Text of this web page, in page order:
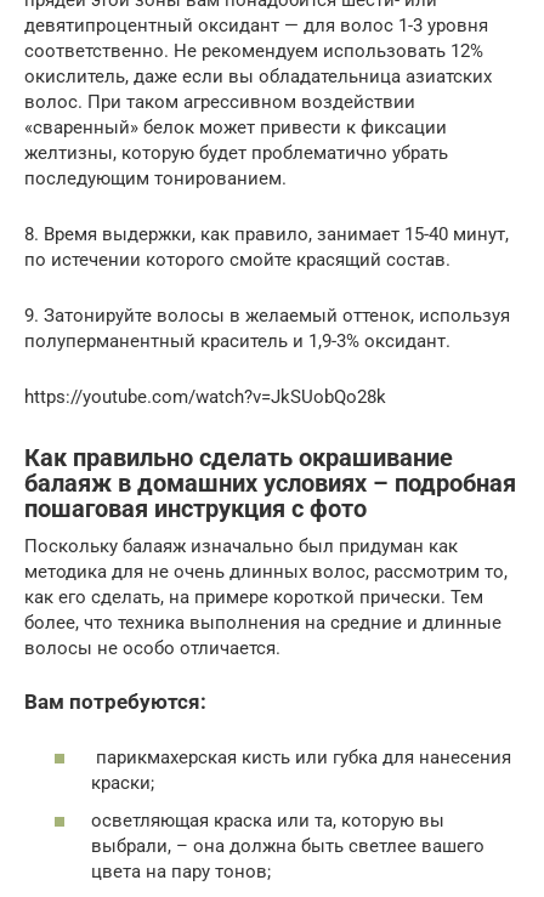
девятипроцентный оксидант — для волос 1-3 уровня
соответственно. Не рекомендуем использовать 12%
окислитель, даже если вы обладательница азиатских
волос. При таком агрессивном воздействии
«сваренный» белок может привести к фиксации
желтизны, которую будет проблематично убрать
последующим тонированием.
8. Время выдержки, как правило, занимает 15-40 минут,
по истечении которого смойте красящий состав.
9. Затонируйте волосы в желаемый оттенок, используя
полуперманентный краситель и 1,9-3% оксидант.
https://youtube.com/watch?v=JkSUobQo28k
Как правильно сделать окрашивание
балаяж в домашних условиях – подробная
пошаговая инструкция с фото
Поскольку балаяж изначально был придуман как
методика для не очень длинных волос, рассмотрим то,
как его сделать, на примере короткой прически. Тем
более, что техника выполнения на средние и длинные
волосы не особо отличается.
Вам потребуются:
парикмахерская кисть или губка для нанесения
краски;
осветляющая краска или та, которую вы
выбрали, – она должна быть светлее вашего
цвета на пару тонов;